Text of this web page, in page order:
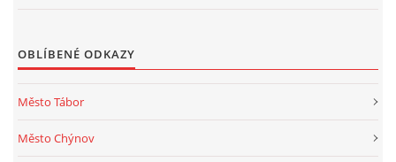
OBLÍBENÉ ODKAZY
Město Tábor
Město Chýnov